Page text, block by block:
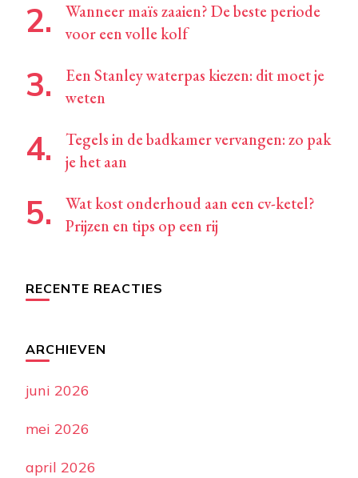
Wanneer maïs zaaien? De beste periode
voor een volle kolf
Een Stanley waterpas kiezen: dit moet je
weten
Tegels in de badkamer vervangen: zo pak
je het aan
Wat kost onderhoud aan een cv-ketel?
Prijzen en tips op een rij
RECENTE REACTIES
ARCHIEVEN
juni 2026
mei 2026
april 2026